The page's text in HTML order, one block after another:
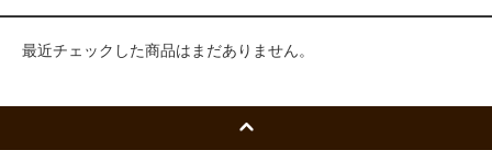
最近チェックした商品はまだありません。